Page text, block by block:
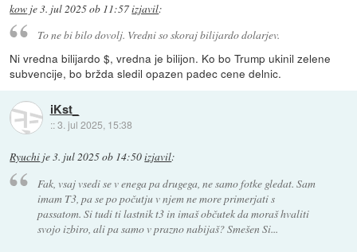
kow je3. jul 2025 ob 11:57izjavil:
To ne bi bilo dovolj. Vredni so skoraj bilijardo dolarjev.
Ni vredna bilijardo $, vredna je bilijon. Ko bo Trump ukinil zelene
subvencije, bo bržda sledil opazen padec cene delnic.
iKst_
::3. jul 2025, 15:38
Ryuchi je3. jul 2025 ob 14:50izjavil:
Fak, vsaj vsedi se v enega pa drugega, ne samo fotke gledat. Sam
imam T3, pa se po počutju v njem ne more primerjati s
passatom. Si tudi ti lastnik t3 in imaš občutek da moraš hvaliti
svojo izbiro, ali pa samo v prazno nabijaš? Smešen Si...